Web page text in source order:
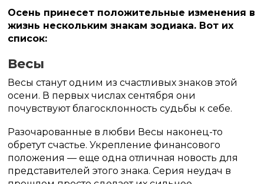
Осень принесет положительные изменения в
жизнь нескольким знакам зодиака. Вот их
список:
Весы
Весы станут одним из счастливых знаков этой
осени. В первых числах сентября они
почувствуют благосклонность судьбы к себе.
Разочарованные в любви Весы наконец-то
обретут счастье. Укрепление финансового
положения — еще одна отличная новость для
представителей этого знака. Серия неудач в